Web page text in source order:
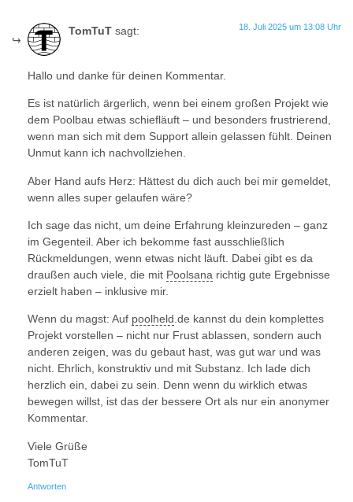
TomTuT sagt: 18. Juli 2025 um 13:08 Uhr
Hallo und danke für deinen Kommentar.
Es ist natürlich ärgerlich, wenn bei einem großen Projekt wie
dem Poolbau etwas schiefläuft – und besonders frustrierend,
wenn man sich mit dem Support allein gelassen fühlt. Deinen
Unmut kann ich nachvollziehen.
Aber Hand aufs Herz: Hättest du dich auch bei mir gemeldet,
wenn alles super gelaufen wäre?
Ich sage das nicht, um deine Erfahrung kleinzureden – ganz
im Gegenteil. Aber ich bekomme fast ausschließlich
Rückmeldungen, wenn etwas nicht läuft. Dabei gibt es da
draußen auch viele, die mit Poolsana richtig gute Ergebnisse
erzielt haben – inklusive mir.
Wenn du magst: Auf poolheld.de kannst du dein komplettes
Projekt vorstellen – nicht nur Frust ablassen, sondern auch
anderen zeigen, was du gebaut hast, was gut war und was
nicht. Ehrlich, konstruktiv und mit Substanz. Ich lade dich
herzlich ein, dabei zu sein. Denn wenn du wirklich etwas
bewegen willst, ist das der bessere Ort als nur ein anonymer
Kommentar.
Viele Grüße
TomTuT
Antworten